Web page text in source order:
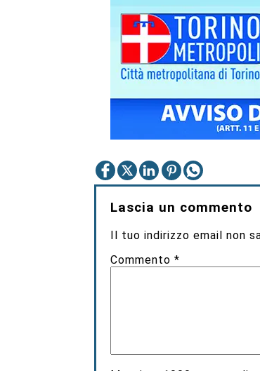
Lascia un commento
Il tuo indirizzo email non
Commento*